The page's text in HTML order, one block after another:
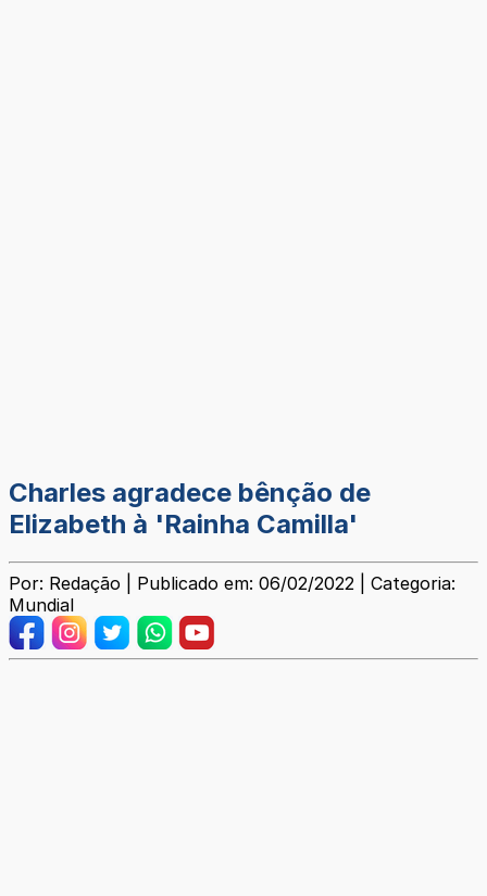
Charles agradece bênção de
Elizabeth à 'Rainha Camilla'
Por: Redação | Publicado em: 06/02/2022 | Categoria:
Mundial